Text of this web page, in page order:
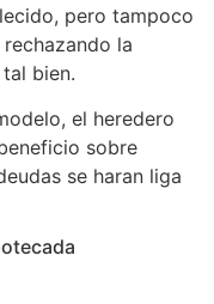
pero tampoco
la
bien.
el heredero
sobre
se haran liga